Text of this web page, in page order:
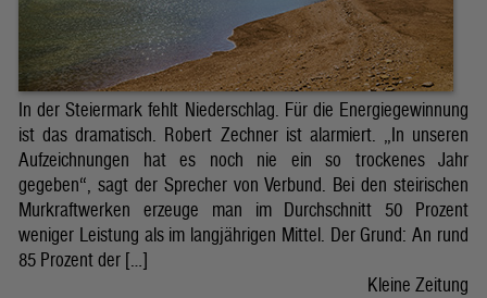
In der Steiermark fehlt Niederschlag. Für die Energiegewinnung
ist das dramatisch. Robert Zechner ist alarmiert. „In unseren
Aufzeichnungen hat es noch nie ein so trockenes Jahr
gegeben“, sagt der Sprecher von Verbund. Bei den steirischen
Murkraftwerken erzeuge man im Durchschnitt 50 Prozent
weniger Leistung als im langjährigen Mittel. Der Grund: An rund
85 Prozent der […]
Kleine Zeitung